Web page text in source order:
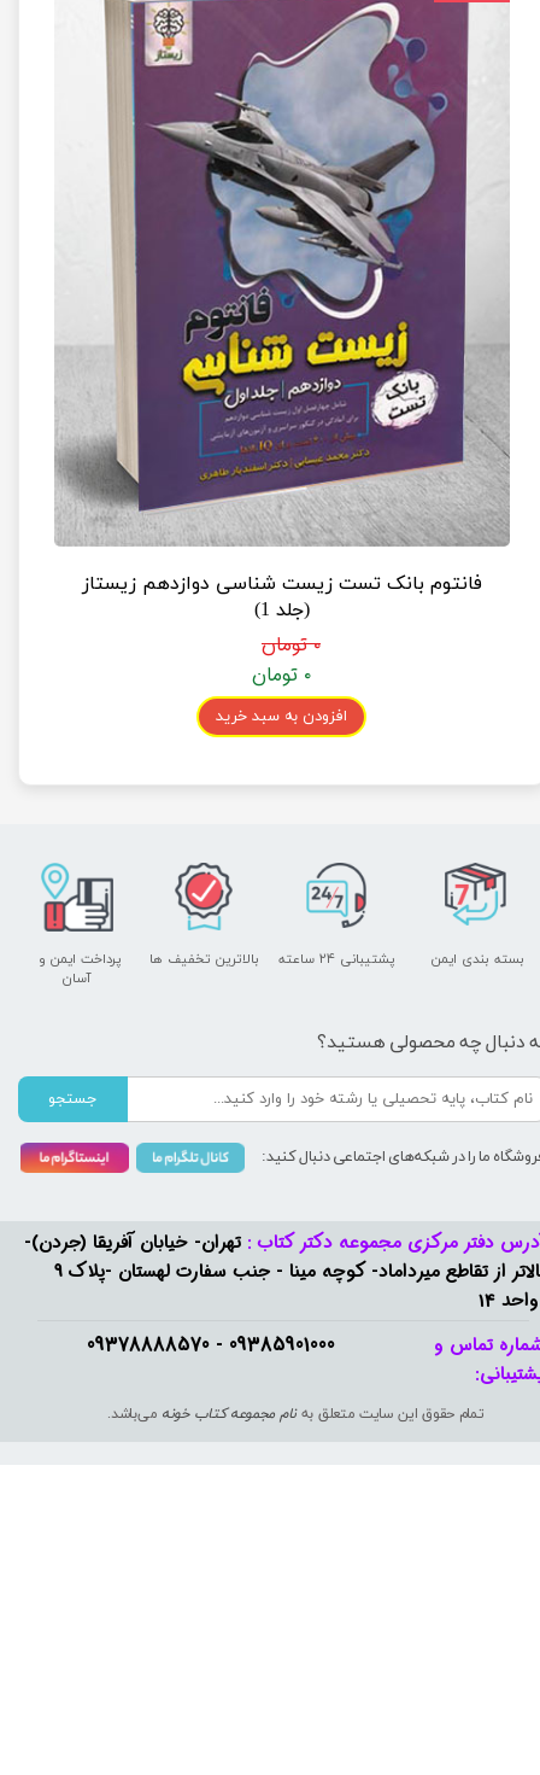
فانتوم بانک تست زیست شناسی دوازدهم زیستاز
(جلد 1)
۰ تومان
۰ تومان
افزودن به سبد خرید
09385901000 - 09378888570​​​​​​​
دفتر مرکزی مجموعه دکتر کتاب : تهران- خیابان آفریقا (جردن)-
بالاتر از تقاطع میرداماد- کوچه مینا - جنب سفارت لهستان -پلاک 9
14
تمام حقوق این سایت متعلق بهنام مجموعه کتاب خونه می‌باشد.
تماس و
پشتیبانی ۲۴ ساعته
پرداخت ایمن و ​​​​​​​
آسان
بسته بندی ایمن بالاترین تخفیف ها
دنبال چه محصولی هستید؟
جستجو
ما را در شبکه‌های اجتماعی دنبال کنید: